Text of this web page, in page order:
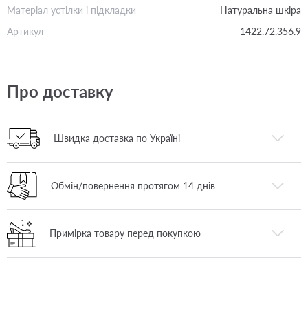
Матеріал устілки і підкладки
Натуральна шкіра
Артикул
1422.72.356.9
Про доставку
Швидка доставка по Україні
Обмін/повернення протягом 14 днів
Примірка товару перед покупкою